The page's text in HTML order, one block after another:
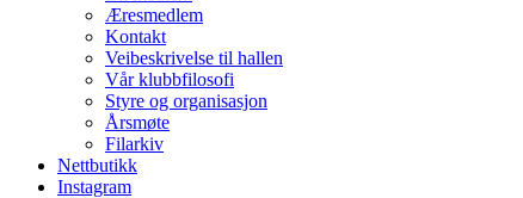
Æresmedlem
Kontakt
Veibeskrivelse til hallen
Vår klubbfilosofi
Styre og organisasjon
Årsmøte
Filarkiv
Nettbutikk
Instagram